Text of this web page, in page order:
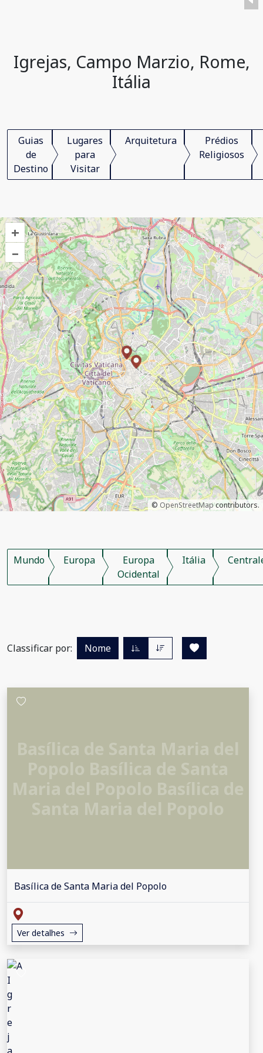
Igrejas, Campo Marzio, Rome,
Itália
Guias
de
Destino
Lugares
para
Visitar
Arquitetura
Prédios
Religiosos
+
–
© OpenStreetMapcontributors.
Mundo Europa
Europa
Ocidental
Itália
Classificar por: Nome
Basílica de Santa Maria del Popolo
Ver detalhes